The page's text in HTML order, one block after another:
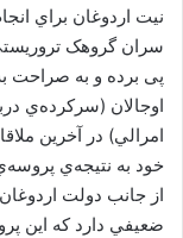
نيت اردوغان براي
سران گروهک
پی برده و به صراحت
اوجالان (سركرده‌ي
امرالي) در آخرين
خود به نتيجه‌ي
از جانب دولت
ضعيفي دارد كه اين